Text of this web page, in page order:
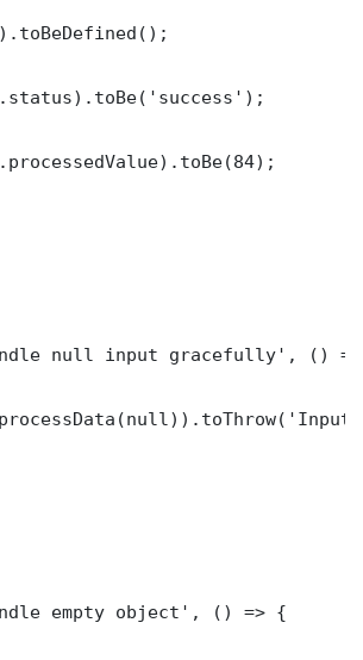
null input gracefully', ()
empty object', () => {